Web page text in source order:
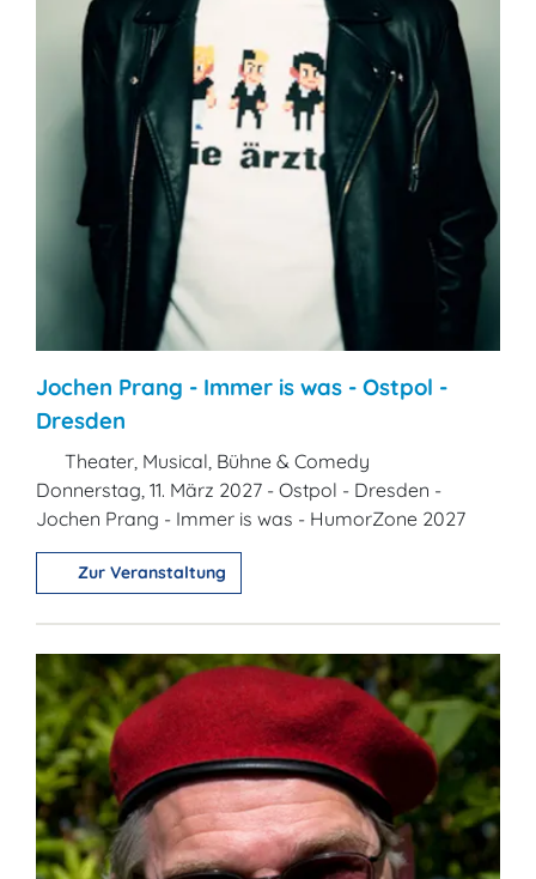
Jochen Prang - Immer is was - Ostpol -
Dresden
Theater, Musical, Bühne & Comedy
Donnerstag, 11. März 2027 - Ostpol - Dresden -
Jochen Prang - Immer is was - HumorZone 2027
Zur Veranstaltung